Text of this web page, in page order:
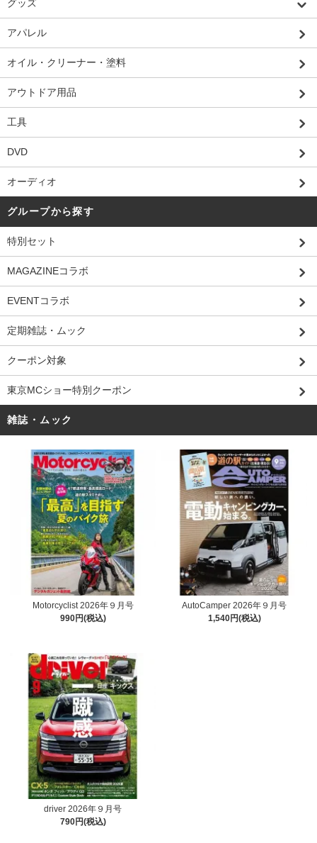
グッズ
アパレル
オイル・クリーナー・塗料
アウトドア用品
工具
DVD
オーディオ
グループから探す
特別セット
MAGAZINEコラボ
EVENTコラボ
定期雑誌・ムック
クーポン対象
東京MCショー特別クーポン
雑誌・ムック
Motorcyclist 2026年９月号
990円(税込)
AutoCamper 2026年９月号
1,540円(税込)
driver 2026年９月号
790円(税込)